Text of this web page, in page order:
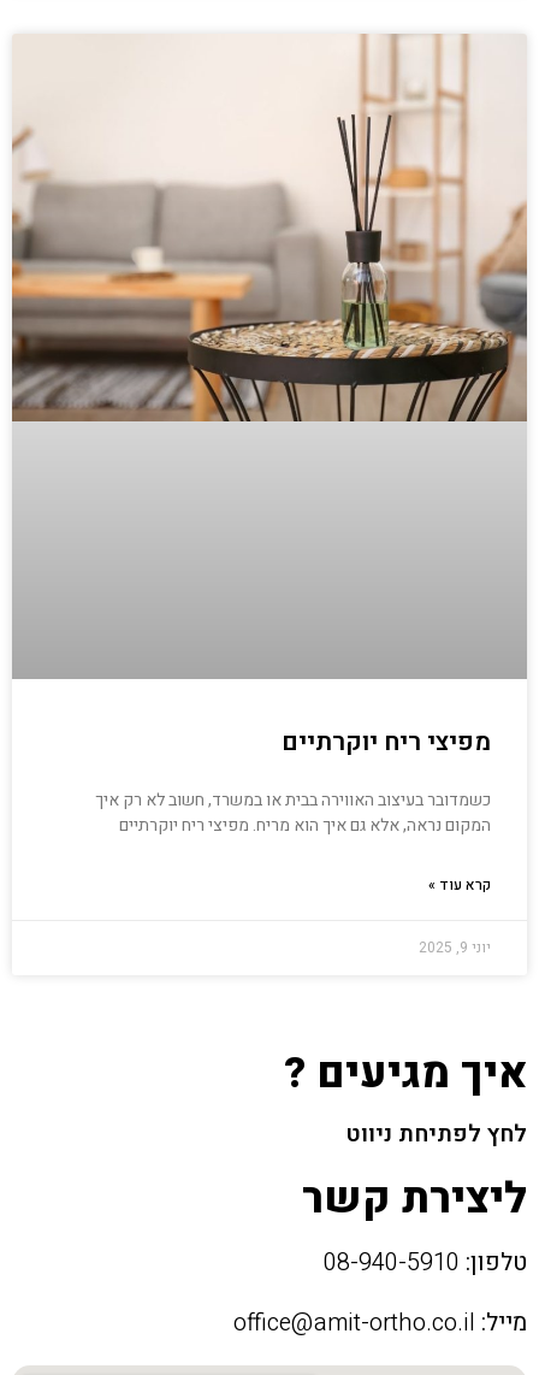
מפיצי ריח יוקרתיים
כשמדובר בעיצוב האווירה בבית או במשרד, חשוב לא רק איך
המקום נראה, אלא גם איך הוא מריח. מפיצי ריח יוקרתיים
קרא עוד »
יוני 9, 2025
איך מגיעים ?
לחץ לפתיחת ניווט
ליצירת קשר
טלפון:
מייל: office@amit-ortho.co.il